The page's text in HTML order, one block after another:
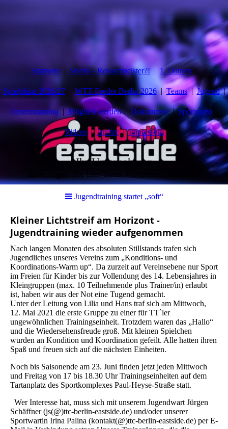
Startseite Verein - Rekordmeister?! 1. Damen
Spielpläne 2026/27 WTT Feeder Berlin 2026 Teams Jugend
Systemtraining Mitglied werden Dokumente Sponsoren
Videos Archiv Impressum
Ihr Unternehmen
Bitte fügen Sie hier Ihren Webseiten-Titel ein.
Jugendtraining startet „soft“
Kleiner Lichtstreif am Horizont -
Jugendtraining wieder aufgenommen
Nach langen Monaten des absoluten Stillstands trafen sich
Jugendliches unseres Vereins zum „Konditions- und
Koordinations-Warm up“. Da zurzeit auf Vereinsebene nur Sport
im Freien für Kinder bis zur Vollendung des 14. Lebensjahres in
Kleingruppen (max. 10 Teilnehmende plus Trainer/in) erlaubt
ist, haben wir aus der Not eine Tugend gemacht.
Unter der Leitung von Lilia und Hans traf sich am Mittwoch,
12. Mai 2021 die erste Gruppe zu einer für TT`ler
ungewöhnlichen Trainingseinheit. Trotzdem waren das „Hallo“
und die Wiedersehensfreude groß. Mit kleinen Spielchen
wurden an Kondition und Koordination gefeilt. Alle hatten ihren
Spaß und freuen sich auf die nächsten Einheiten.
Noch bis Saisonende am 23. Juni finden jetzt jeden Mittwoch
und Freitag von 17 bis 18.30 Uhr Trainingseinheiten auf dem
Tartanplatz des Sportkomplexes Paul-Heyse-Straße statt.
Wer Interesse hat, muss sich mit unserem Jugendwart Jürgen
Schäffner (js(@)ttc-berlin-eastside.de) und/oder unserer
Sportwartin Irina Palina (kontakt(@)ttc-berlin-eastside.de) per E-